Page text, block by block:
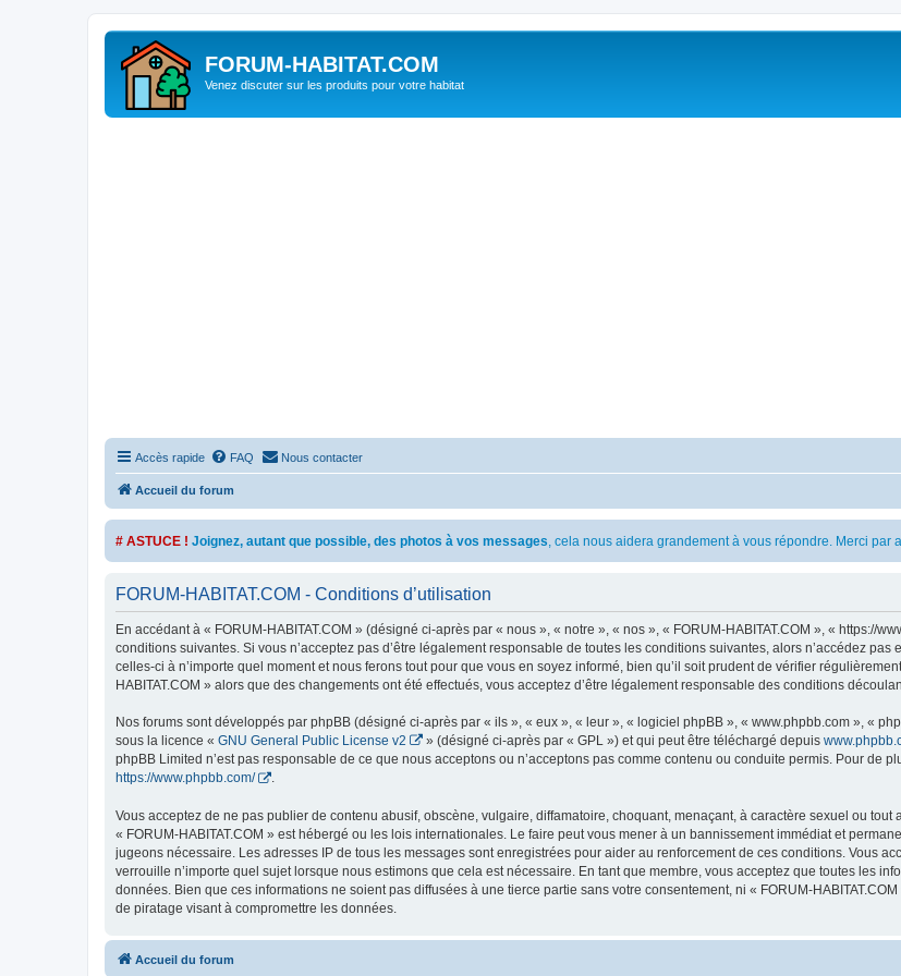
FORUM-HABITAT.COM
Venez discuter sur les produits pour votre habitat
Accès rapide FAQ Nous contacter
Accueil du forum
# ASTUCE ! Joignez, autant que possible, des photos à vos messages, cela nous aidera grandement à vous répondre. Merci par
FORUM-HABITAT.COM - Conditions d’utilisation
En accédant à « FORUM-HABITAT.COM » (désigné ci-après par « nous », « notre », « nos », « FORUM-HABITAT.COM », « https://
conditions suivantes. Si vous n’acceptez pas d’être légalement responsable de toutes les conditions suivantes, alors n’accédez pas
celles-ci à n’importe quel moment et nous ferons tout pour que vous en soyez informé, bien qu’il soit prudent de vérifier
HABITAT.COM » alors que des changements ont été effectués, vous acceptez d’être légalement responsable des conditions
Nos forums sont développés par phpBB (désigné ci-après par « ils », « eux », « leur », « logiciel phpBB », « www.phpbb.com », «
sous la licence « GNU General Public License v2 » (désigné ci-après par « GPL ») et qui peut être téléchargé depuis
phpBB Limited n’est pas responsable de ce que nous acceptons ou n’acceptons pas comme contenu ou conduite permis. Pour de
https://www.phpbb.com/
.
Vous acceptez de ne pas publier de contenu abusif, obscène, vulgaire, diffamatoire, choquant, menaçant, à caractère sexuel ou
« FORUM-HABITAT.COM » est hébergé ou les lois internationales. Le faire peut vous mener à un bannissement immédiat et
jugeons nécessaire. Les adresses IP de tous les messages sont enregistrées pour aider au renforcement de ces conditions. Vous
verrouille n’importe quel sujet lorsque nous estimons que cela est nécessaire. En tant que membre, vous acceptez que toutes les
données. Bien que ces informations ne soient pas diffusées à une tierce partie sans votre consentement, ni « FORUM-
de piratage visant à compromettre les données.
Accueil du forum